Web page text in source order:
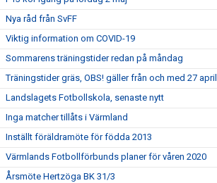
Nya råd från SvFF
Viktig information om COVID-19
Sommarens träningstider redan på måndag
Träningstider gräs, OBS! gäller från och med 27 april
Landslagets Fotbollskola, senaste nytt
Inga matcher tillåts i Värmland
Inställt föräldramöte för födda 2013
Värmlands Fotbollförbunds planer för våren 2020
Årsmöte Hertzöga BK 31/3